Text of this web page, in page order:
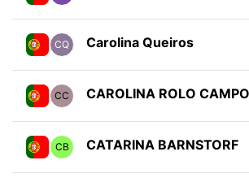
CQ Carolina Queiros
CC CAROLINA ROLO
CB CATARINA BARNSTORF